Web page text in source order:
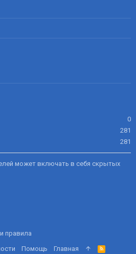
0
281
281
может включать в себя скрытых
правила
Помощь Главная
R